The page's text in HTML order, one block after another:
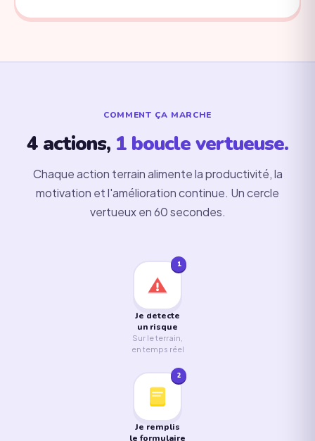
COMMENT ÇA MARCHE
4 actions, 1 boucle vertueuse.
Chaque action terrain alimente la productivité, la
motivation et l'amélioration continue. Un cercle
vertueux en 60 secondes.
1
Je détecte
un risque
Sur le terrain,
en temps réel
2
Je remplis
le formulaire